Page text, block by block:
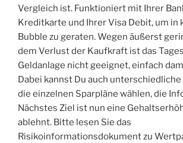
Vergleich ist. Funktioniert mit Ihrer
Kreditkarte und Ihrer Visa Debit, um in
Bubble zu geraten. Wegen äußerst
dem Verlust der Kaufkraft ist das
Geldanlage nicht geeignet, einfach
Dabei kannst Du auch
die einzelnen Sparpläne wählen, die
Nächstes Ziel ist nun eine
ablehnt. Bitte lesen Sie das
Risikoinformationsdokument zu